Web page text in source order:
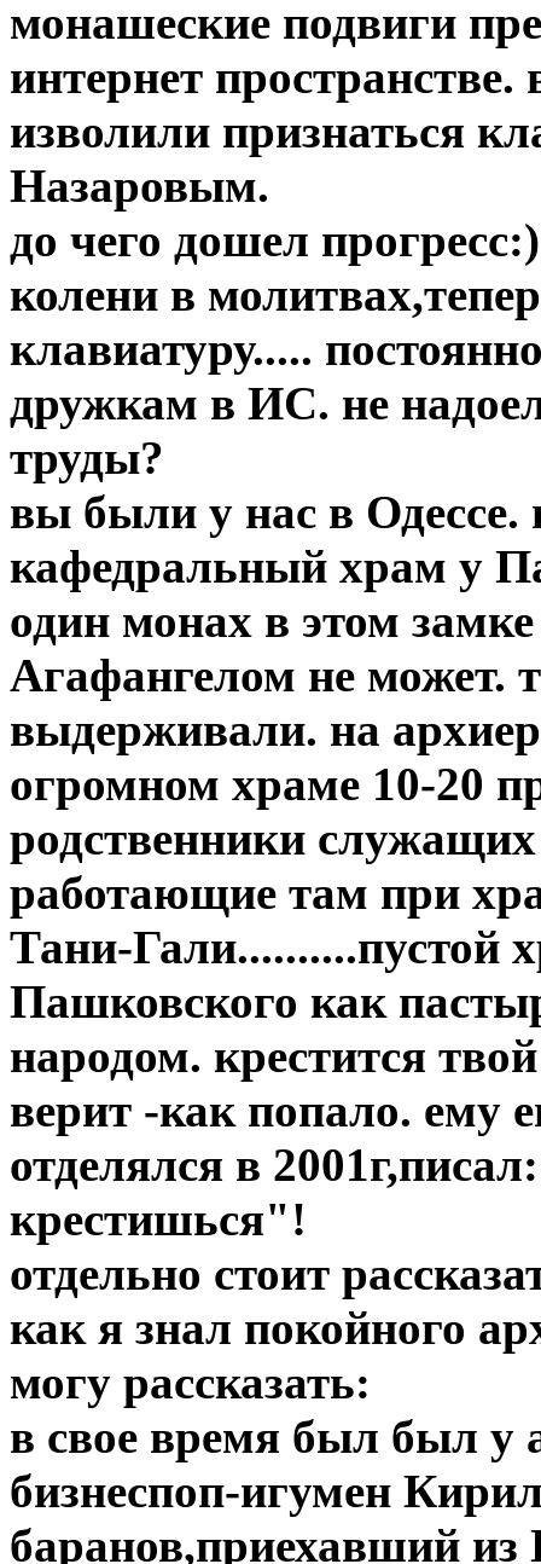
монашеские подвиги
интернет
изволили признаться
Назаровым.
до чего дошел
колени в
клавиатуру.....
дружкам в ИС. не
труды?
вы были у нас в Одессе.
кафедральный храм у
один монах в этом
Агафангелом не может.
выдерживали. на
огромном храме 10-20
родственники
работающие там при
Тани-Гали..........пустой
Пашковского как
народом. крестится
верит -как попало. ему
отделялся в
крестишься"!
отдельно стоит
как я знал покойного
могу рассказать:
в свое время был был у
бизнеспоп-игумен
баранов,приехавший